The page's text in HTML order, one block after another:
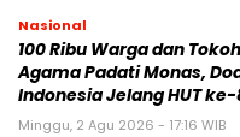
Nasional
100 Ribu Warga dan
Agama Padati Monas,
Indonesia Jelang HUT ke-
Minggu, 2 Agu 2026 - 17:16 WIB